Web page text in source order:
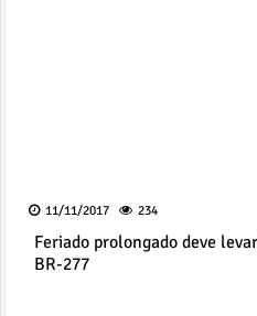
11/11/2017 234
Feriado prolongado deve
BR-277